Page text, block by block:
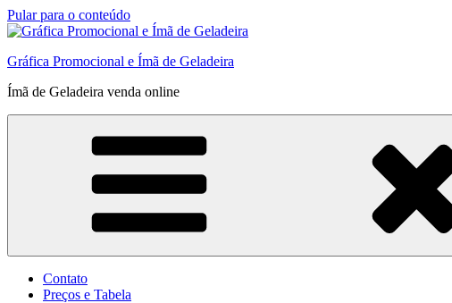
Pular para o conteúdo
Gráfica Promocional e Ímã de Geladeira
Ímã de Geladeira venda online
Contato
Preços e Tabela